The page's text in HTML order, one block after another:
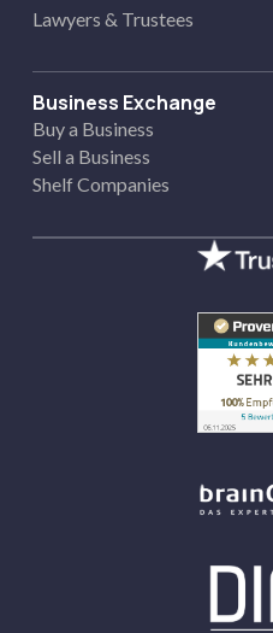
Lawyers & Trustees
Business Exchange
Buy a Business
Sell a Business
Shelf Companies